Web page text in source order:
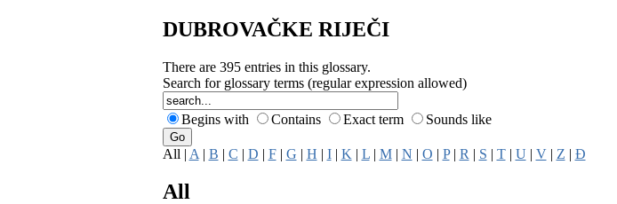
DUBROVAČKE RIJEČI
There are 395 entries in this glossary.
Search for glossary terms (regular expression allowed)
Begins with Contains Exact term Sounds like
All | A | B | C | D | F| G | H | I| K | L| M| N | O | P| R | S | T| U | V| Z | Đ
All